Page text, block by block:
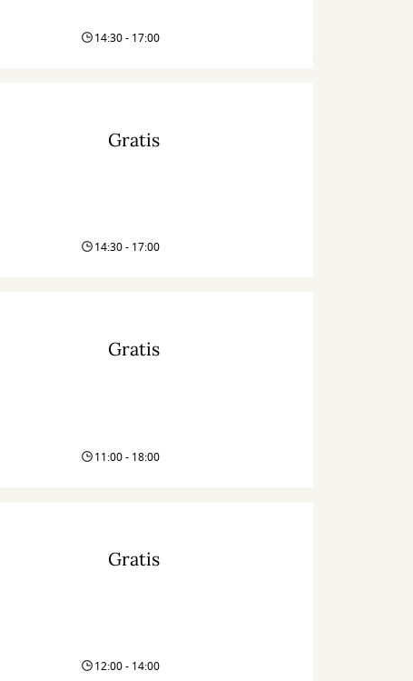
14:30 - 17:00
Gratis
14:30 - 17:00
Gratis
11:00 - 18:00
Gratis
12:00 - 14:00